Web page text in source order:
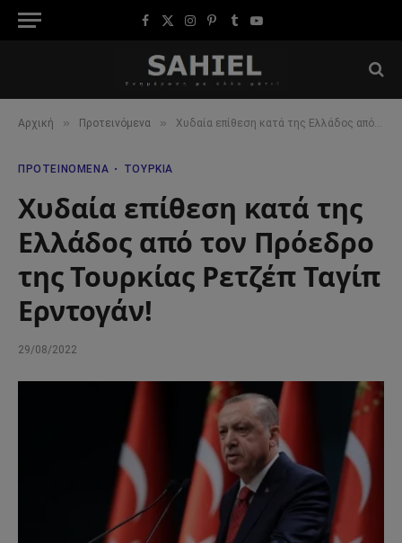
Facebook
X
Instagram
Pinterest
TumblrYouTube
Αρχική » Προτεινόμενα » Χυδαία επίθεση κατά της Ελλάδος από τον Πρόεδρο της Τουρκίας Ρετζέπ Ταγίπ Ερντογάν!
ΠΡΟΤΕΙΝΌΜΕΝΑ ΤΟΥΡΚΊΑ
Χυδαία επίθεση κατά της
Ελλάδος από τον Πρόεδρο
της Τουρκίας Ρετζέπ Ταγίπ
Ερντογάν!
29/08/2022